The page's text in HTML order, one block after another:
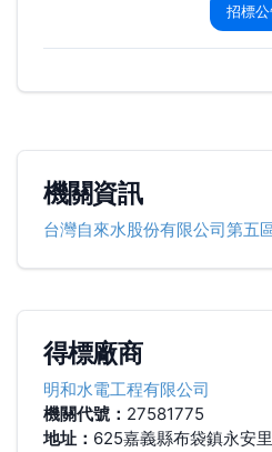
招標
機關資訊
台灣自來水股份有限公司第五
得標廠商
明和水電工程有限公司
機關代號： 27581775
地址： 625嘉義縣布袋鎮永安